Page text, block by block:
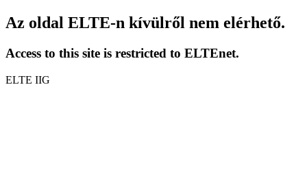
Az oldal ELTE-n kívülről nem elérhető.
Access to this site is restricted to ELTEnet.
ELTE IIG